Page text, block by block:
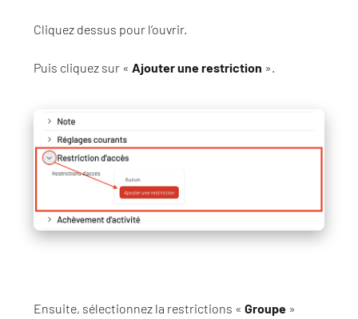
Cliquez dessus pour l’ouvrir.
Puis cliquez sur « Ajouter une restriction ».
Ensuite, sélectionnez la restrictions « Groupe »